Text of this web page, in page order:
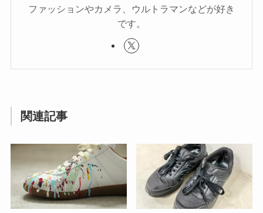
ファッションやカメラ、ウルトラマンなどが好き
です。
関連記事